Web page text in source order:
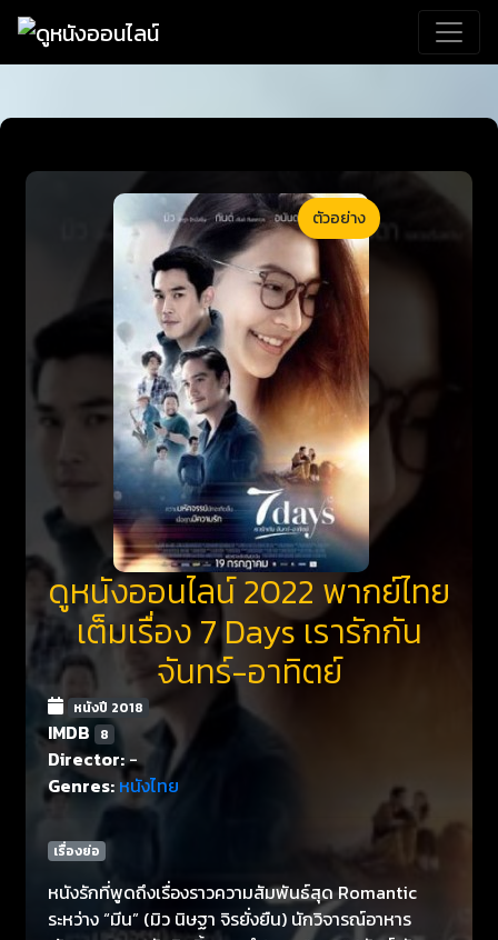
ตัวอย่าง
ดูหนังออนไลน์ 2022 พากย์ไทย
เต็มเรื่อง 7 Days เรารักกัน
จันทร์-อาทิตย์
หนังปี 2018
IMDB 8
Director:-
Genres: หนังไทย
เรื่องย่อ
หนังรักที่พูดถึงเรื่องราวความสัมพันธ์สุด Romantic
ระหว่าง “มีน” (มิว นิษฐา จิรยั่งยืน) นักวิจารณ์อาหาร